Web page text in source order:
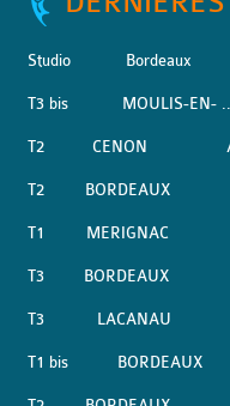
Studio Bordeaux
T3 bis MOULIS-EN- ..
T2 CENON
T2 BORDEAUX
T1 MERIGNAC
T3 BORDEAUX
T3 LACANAU
T1 bis BORDEAUX